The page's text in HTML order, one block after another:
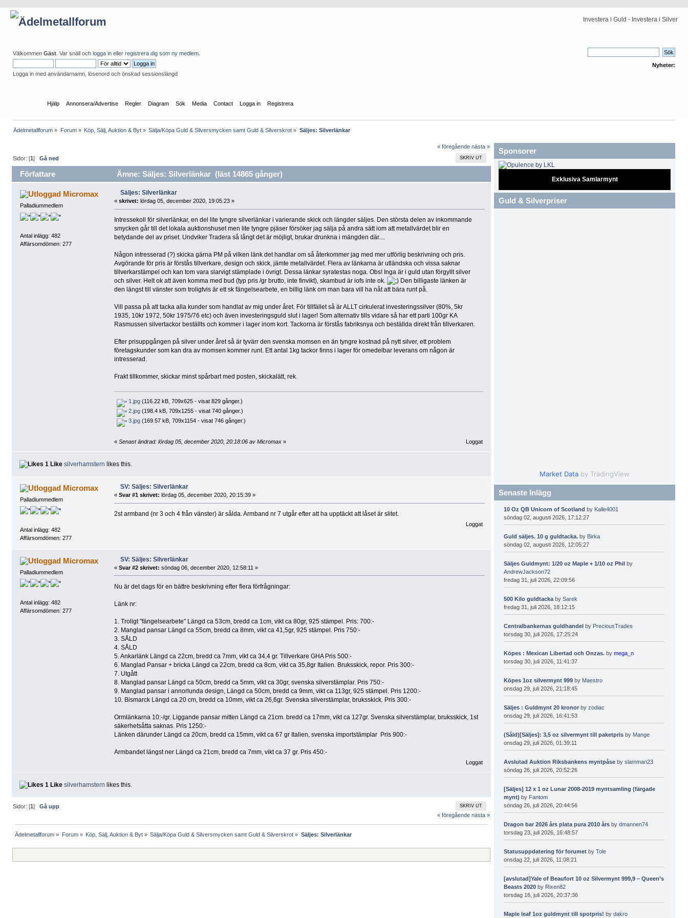
Investera i Guld - Investera i Silver
Välkommen Gäst . Var snäll och logga in eller registrera dig som ny medlem
Logga in med användarnamn, lösenord och önskad sessionslängd
Nyheter:
Hjälp Annonsera/Advertise Regler Diagram Sök Media Contact Logga in Registrera
Ädelmetallforum » Forum» Köp, Sälj, Auktion & Byt» Sälja/Köpa Guld & Silversmycken samt Guld & Silverskrot » Säljes: Silverlänkar
« föregående nästa »
SKRIV UT
Sidor: [1]Gå ned
Författare Ämne: Säljes: Silverlänkar (läst 14865 gånger)
Micromax
Palladiummedlem
Antal inlägg: 482
Affärsomdömen: 277
Säljes: Silverlänkar
« skrivet: lördag 05, december 2020, 19:05:23 »
Intressekoll för silverlänkar, en del lite tyngre silverlänkar i varierande skick och längder säljes. Den största delen av inkommande
smycken går till det lokala auktionshuset men lite tyngre pjäser försöker jag sälja på andra sätt iom att metallvärdet blir en
betydande del av priset. Undviker Tradera så långt det är möjligt, brukar drunkna i mängden där....
Någon intresserad (?) skicka gärna PM på vilken länk det handlar om så återkommer jag med mer utförlig beskrivning och pris.
Avgörande för pris är förstås tillverkare, design och skick, jämte metallvärdet. Flera av länkarna är utländska och vissa saknar
tillverkarstämpel och kan tom vara slarvigt stämplade i övrigt. Dessa länkar syratestas noga. Obs! Inga är i guld utan förgyllt silver
och silver. Helt ok att även komma med bud (typ pris /gr brutto, inte finvikt), skambud är iofs inte ok.
Den billigaste länken är
den längst till vänster som troligtvis är ett sk fängelsearbete, en billig länk om man bara vill ha nåt att bära runt på.
Vill passa på att tacka alla kunder som handlat av mig under året. För tillfället så är ALLT cirkulerat investeringssilver (80%, 5kr
1935, 10kr 1972, 50kr 1975/76 etc) och även investeringsguld slut i lager! Som alternativ tills vidare så har ett parti 100gr KA
Rasmussen silvertackor beställts och kommer i lager inom kort. Tackorna är förstås fabriksnya och beställda direkt från tillverkaren.
Efter prisuppgången på silver under året så är tyvärr den svenska momsen en än tyngre kostnad på nytt silver, ett problem
företagskunder som kan dra av momsen kommer runt. Ett antal 1kg tackor finns i lager för omedelbar leverans om någon är
intresserad.
Frakt tillkommer, skickar minst spårbart med posten, skickalätt, rek.
1.jpg(116.22 kB, 709x625 - visat 829 gånger.)
2.jpg(198.4 kB, 709x1255 - visat 740 gånger.)
3.jpg(169.57 kB, 709x1154 - visat 746 gånger.)
« Senast ändrad: lördag 05, december 2020, 20:18:06 av Micromax» Loggat
1 Like silverhamstern likes this.
Micromax
Palladiummedlem
Antal inlägg: 482
Affärsomdömen: 277
SV: Säljes: Silverlänkar
« Svar #1 skrivet: lördag 05, december 2020, 20:15:39 »
2st armband (nr 3 och 4 från vänster) är sålda. Armband nr 7 utgår efter att ha upptäckt att låset är slitet.
Loggat
Micromax
Palladiummedlem
Antal inlägg: 482
Affärsomdömen: 277
SV: Säljes: Silverlänkar
« Svar #2 skrivet: söndag 06, december 2020, 12:58:11 »
Nu är det dags för en bättre beskrivning efter flera förfrågningar:
Länk nr:
1. Troligt "fängelsearbete" Längd ca 53cm, bredd ca 1cm, vikt ca 80gr, 925 stämpel. Pris: 700:-
2. Manglad pansar Längd ca 55cm, bredd ca 8mm, vikt ca 41,5gr, 925 stämpel. Pris 750:-
3. SÅLD
4. SÅLD
5. Ankarlänk Längd ca 22cm, bredd ca 7mm, vikt ca 34,4 gr. Tillverkare GHA Pris 500:-
6. Manglad Pansar + bricka Längd ca 22cm, bredd ca 8cm, vikt ca 35,8gr Italien. Bruksskick, repor. Pris 300:-
7. Utgått
8. Manglad pansar Längd ca 50cm, bredd ca 5mm, vikt ca 30gr, svenska silverstämplar. Pris 750:-
9. Manglad pansar i annorlunda design, Längd ca 50cm, bredd ca 9mm, vikt ca 113gr, 925 stämpel. Pris 1200:-
10. Bismarck Längd ca 20 cm, bredd ca 10mm, vikt ca 26,6gr. Svenska silverstämplar, bruksskick. Pris 300:-
Ormlänkarna 10:-/gr. Liggande pansar mitten Längd ca 21cm. bredd ca 17mm, vikt ca 127gr. Svenska silverstämplar, bruksskick, 1st
säkerhetsåtta saknas. Pris 1250:-
Länken därunder Längd ca 20cm, bredd ca 15mm, vikt ca 67 gr Italien, svenska importstämplar Pris 900:-
Armbandet längst ner Längd ca 21cm, bredd ca 7mm, vikt ca 37 gr. Pris 450:-
Loggat
1 Like silverhamstern likes this.
SKRIV UT
Sidor: [1]Gå upp
« föregående nästa »
Ädelmetallforum » Forum» Köp, Sälj, Auktion & Byt» Sälja/Köpa Guld & Silversmycken samt Guld & Silverskrot » Säljes: Silverlänkar
Sponsorer
Exklusiva Samlarmynt
Guld & Silverpriser
Market Data by TradingView
Senaste Inlägg
10 Oz QB Unicorn of Scotland by Kalle4001
söndag 02, augusti 2026, 17:12:27
Guld säljes. 10 g guldtacka. by Birka
söndag 02, augusti 2026, 12:05:27
Säljes Guldmynt: 1/20 oz Maple + 1/10 oz Phil by
AndrewJackson72
fredag 31, juli 2026, 22:09:56
500 Kilo guldtacka bySarek
fredag 31, juli 2026, 18:12:15
Centralbankernas guldhandel by PreciousTrades
torsdag 30, juli 2026, 17:25:24
Köpes : Mexican Libertad och Onzas. bymega_n
torsdag 30, juli 2026, 11:41:37
Köpes 1oz silvermynt 999 by Maestro
onsdag 29, juli 2026, 21:18:45
Säljes : Guldmynt 20 kronorbyzodiac
onsdag 29, juli 2026, 16:41:53
(Såld)[Säljes]: 3,5 oz silvermynt till paketpris by Mange
onsdag 29, juli 2026, 01:39:11
Avslutad Auktion Riksbankens myntpåse byslamman23
söndag 26, juli 2026, 20:52:26
[Säljes] 12 x 1 oz Lunar 2008-2019 myntsamling (färgade
mynt) by Fantom
söndag 26, juli 2026, 20:44:56
Dragon bar 2026 års plata pura 2010 års bydmannen74
torsdag 23, juli 2026, 16:48:57
Statusuppdatering för forumet byTole
onsdag 22, juli 2026, 11:08:21
[avslutad]Yale of Beaufort 10 oz Silvermynt 999,9 – Queen’s
Beasts 2020 by Rixen82
torsdag 16, juli 2026, 20:37:36
Maple leaf 1oz guldmynt till spotpris! bydakro